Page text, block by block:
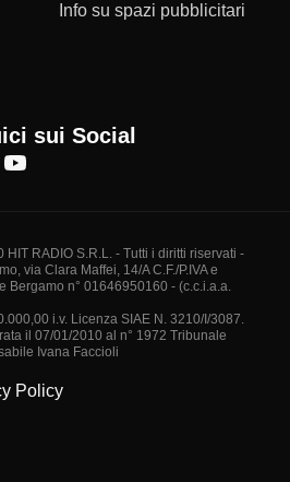
Info su spazi pubblicitari
sui Social
RADIO S.R.L. - Tutti i diritti riservati -
via Clara Maffei, 14/A C.F./P.IVA e
Bergamo n° 01646950160 - (c.c.i.a.a.
i.v. Licenza SIAE N. 3210/I/3087.
il 07/01/2010 al n° 1972 Tribunale
Ivana Faccioli
Policy